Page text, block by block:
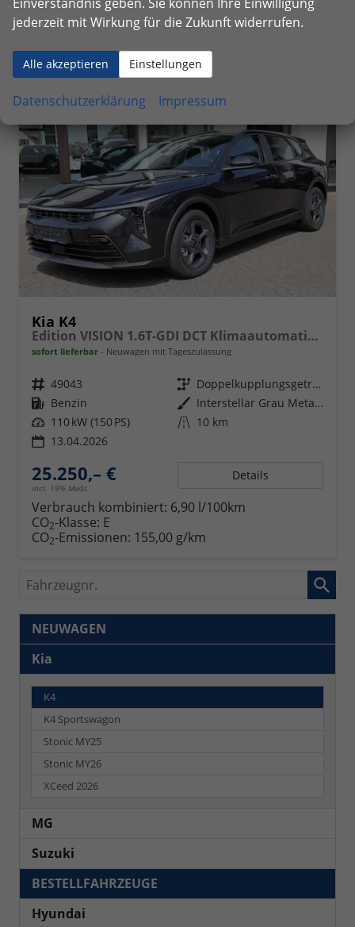
Verbrauch kombiniert:6,90 l/100km
CO2-Klasse:E
155,00 g/km
Kia K4
Edition VISION 1.6T-GDI DCT Klimaautomatik, Sitzheizung, Navigation, Apple Carplay, Android Auto
sofort lieferbar Neuwagen mit Tageszulassung
Fahrzeugnr. 49043 Getriebe
Doppelkupplungsgetriebe (DSG)
Kraftstoff Benzin Außenfarbe
Interstellar Grau Metallic
Leistung 110 kW (150 PS) Kilometerstand 10 km
13.04.2026
25.250,– €
incl. 19% MwSt.
Details
Verbrauch kombiniert: 6,90 l/100km
CO2-Klasse: E
CO2-Emissionen: 155,00 g/km
Fahrzeugnr.
NEUWAGEN
Kia
K4
K4 Sportswagon
Stonic MY25
Stonic MY26
XCeed 2026
MG
Suzuki
BESTELLFAHRZEUGE
Hyundai
jederzeit mit Wirkung für die Zukunft widerrufen.
Alle akzeptieren Einstellungen
Datenschutzerklärung Impressum